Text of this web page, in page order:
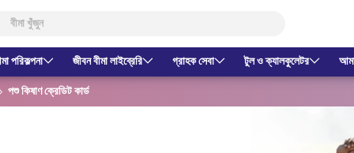
পরিকল্পনা জীবন বীমা লাইব্রেরি গ্রাহক সেবা টুল ও ক্যালকুলেটর
পশু কিষাণ ক্রেডিট কার্ড